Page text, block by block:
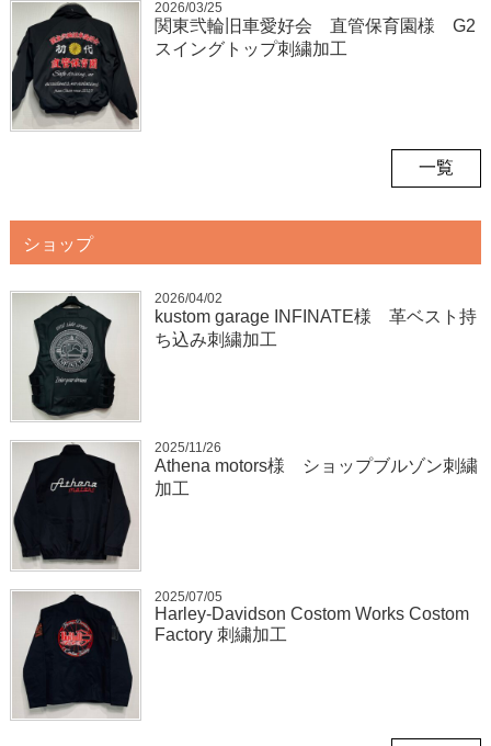
2026/03/25
関東弐輪旧車愛好会 直管保育園様 G2
スイングトップ刺繍加工
一覧
ショップ
2026/04/02
kustom garage INFINATE様 革ベスト持
ち込み刺繍加工
2025/11/26
Athena motors様 ショップブルゾン刺繍
加工
2025/07/05
Harley-Davidson Costom Works Costom
Factory 刺繍加工